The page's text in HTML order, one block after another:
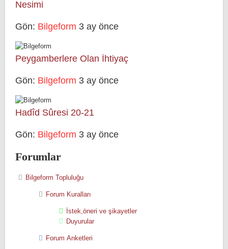
Nesimi
Gön: Bilgeform 3 ay önce
Peygamberlere Olan İhtiyaç
Gön: Bilgeform 3 ay önce
Hadîd Sûresi 20-21
Gön: Bilgeform 3 ay önce
Forumlar
Bilgeform Topluluğu
Forum Kuralları
İstek,öneri ve şikayetler
Duyurular
Forum Anketleri